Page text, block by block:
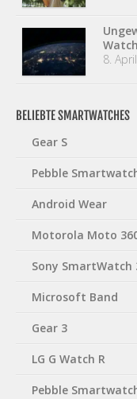
8.
BELIEBTE SMARTWATCHES
Gear S
Pebble
Android Wear
Motorola Moto
Sony SmartWatch
Microsoft Band
Gear 3
LG G Watch R
Pebble